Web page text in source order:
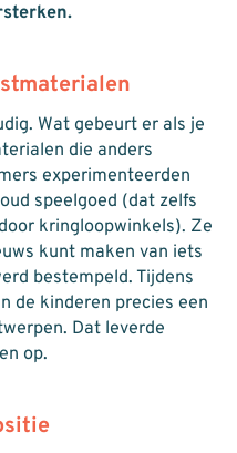
Wat gebeurt er als je
die anders
experimenteerden
speelgoed (dat zelfs
kringloopwinkels). Ze
kunt maken van iets
bestempeld. Tijdens
de kinderen precies een
Dat leverde
op.